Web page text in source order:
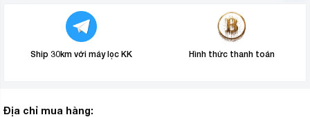
Ship 30km với máy lọc KK Hình thức thanh toán
Địa chỉ mua hàng: